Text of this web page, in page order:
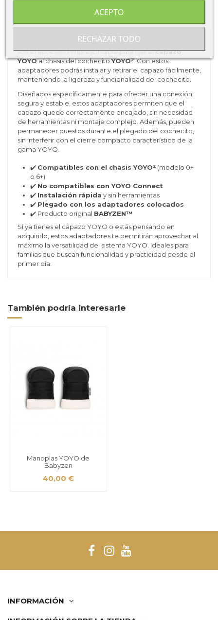
Adaptadores para Capazo YOYO – Ref. 596601
son el accesorio imprescindible para fijar elcapazo
YOYOal chasis del cochecitoYOYO². Con estos
adaptadores podrás instalar y retirar el capazo fácilmente,
manteniendo la ligereza y funcionalidad del cochecito.
Diseñados específicamente para ofrecer una conexión
segura y estable, estos adaptadores permiten que el
capazo quede correctamente encajado, sin necesidad
de herramientas ni montaje complejo. Además, pueden
permanecer puestos durante el plegado del cochecito,
sin interferir con el cierre compacto característico de la
gama YOYO.
✔️ Compatibles con el chasis YOYO²(modelo 0+
o 6+)
✔️ No compatibles con YOYO Connect
✔️ Instalación rápida y sin herramientas
✔️ Plegado con los adaptadores colocados
✔️ Producto original BABYZEN™
Si ya tienes el capazo YOYO o estás pensando en
adquirirlo, estos adaptadores te permitirán aprovechar al
máximo la versatilidad del sistema YOYO. Ideales para
familias que buscan funcionalidad y practicidad desde el
primer día.
También podría interesarle
Manoplas YOYO de
Babyzen
40,00 €
INFORMACIÓN
RECHAZAR TODO
ACEPTO